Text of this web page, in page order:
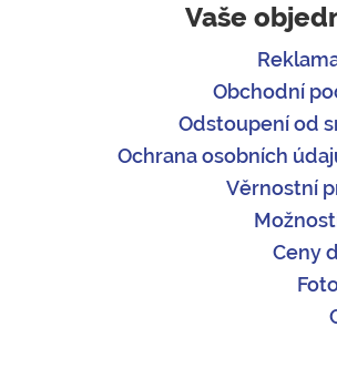
Vaše
Obchodní
Odstoupení od
Ochrana osobních
Věrnostní
Ceny